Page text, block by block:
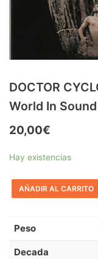
RnB-Soul-
Jazz-Blues
(5)
Nacional(184)
VVAA (210)
En oferta
Década
20s(0)
40s
50s
DOCTOR
World In
20,00€
Hay existencias
AÑADIR AL CARRITO
Peso
Decada